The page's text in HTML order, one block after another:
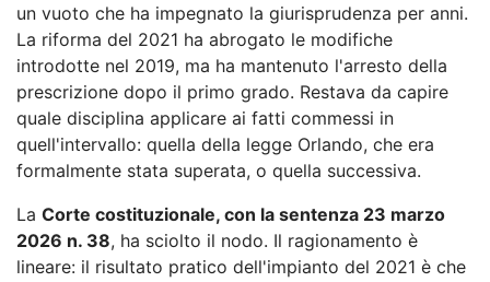
un vuoto che ha impegnato la giurisprudenza per anni.
La riforma del 2021 ha abrogato le modifiche
introdotte nel 2019, ma ha mantenuto l'arresto della
prescrizione dopo il primo grado. Restava da capire
quale disciplina applicare ai fatti commessi in
quell'intervallo: quella della legge Orlando, che era
formalmente stata superata, o quella successiva.
La Corte costituzionale, con la sentenza 23 marzo
2026 n. 38, ha sciolto il nodo. Il ragionamento è
lineare: il risultato pratico dell'impianto del 2021 è che